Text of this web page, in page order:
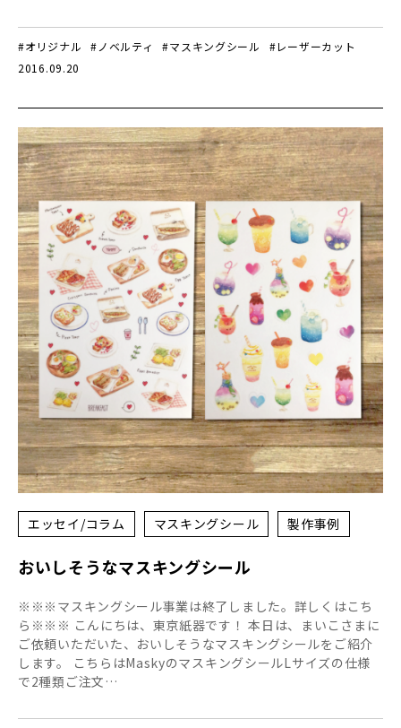
#オリジナル #ノベルティ #マスキングシール
#レーザーカット
2016.09.20
エッセイ/コラム マスキングシール 製作事例
おいしそうなマスキングシール
※※※マスキングシール事業は終了しました。詳しくはこち
ら※※※ こんにちは、東京紙器です！ 本日は、まいこさまに
ご依頼いただいた、おいしそうなマスキングシールをご紹介
します。 こちらはMaskyのマスキングシールLサイズの仕様
で2種類ご注文…